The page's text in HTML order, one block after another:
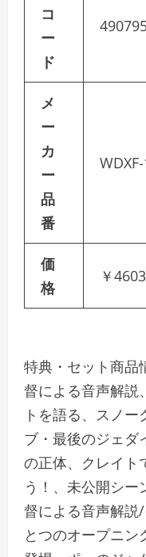
コ
ー
ド
メ
ー
カ
ー
品
番
価
格
￥4603
特典・セット商品
督による音声解説
トを語る、スノ
ブ・最後のジェダ
の正体、クレイト
う！、未公開シー
督による音声解説
とつのオープニ